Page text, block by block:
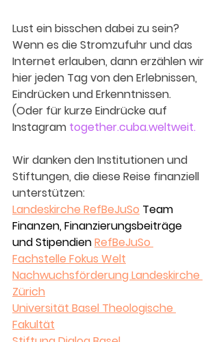
Lust ein bisschen dabei zu sein?
Wenn es die Stromzufuhr und das
Internet erlauben, dann erzählen wir
hier jeden Tag von den Erlebnissen,
Eindrücken und Erkenntnissen.
(Oder für kurze Eindrücke auf
Instagram together.cuba.weltweit.
Wir danken den Institutionen und
Stiftungen, die diese Reise finanziell
unterstützen:
Landeskirche RefBeJuSo Team
Finanzen, Finanzierungsbeiträge
und StipendienRefBeJuSo
Fachstelle Fokus Welt
Nachwuchsförderung Landeskirche
Zürich
Universität Basel Theologische
Fakultät